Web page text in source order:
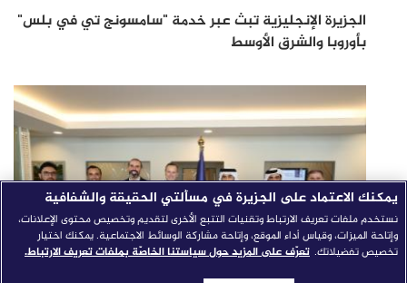
الجزيرة الإنجليزية تبث عبر خدمة "سامسونج تي في بلس"
بأوروبا والشرق الأوسط
يمكنك الاعتماد على الجزيرة في مسألتي الحقيقة والشفافية
نستخدم ملفات تعريف الارتباط وتقنيات التتبع الأخرى لتقديم وتخصيص محتوى الإعلانات،
وإتاحة الميزات، وقياس أداء الموقع، وإتاحة مشاركة الوسائط الاجتماعية. يمكنك اختيار
تخصيص تفضيلاتك. تعرّف على المزيد حول سياستنا الخاصّة بملفات تعريف الارتباط.